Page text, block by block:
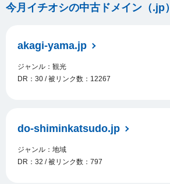
今月イチオシの中古ドメイン（.jp）
akagi-yama.jp
ジャンル：観光
DR：30 / 被リンク数：12267
do-shiminkatsudo.jp
ジャンル：地域
DR：32 / 被リンク数：797